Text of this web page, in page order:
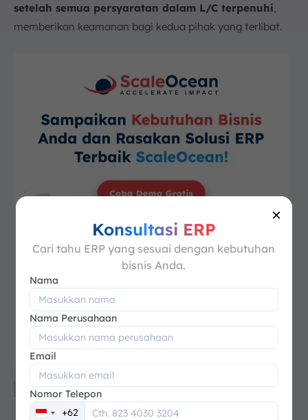
setelah semua persyaratan dalam L/C terpenuhi
memberikan keamanan bagi kedua pihak yang terlibat.
×
Konsultasi ERP
Cari tahu ERP yang sesuai dengan kebutuhan
bisnis Anda.
Nama
Nama Perusahaan
Email
Nomor Telepon
Indonesia
+62